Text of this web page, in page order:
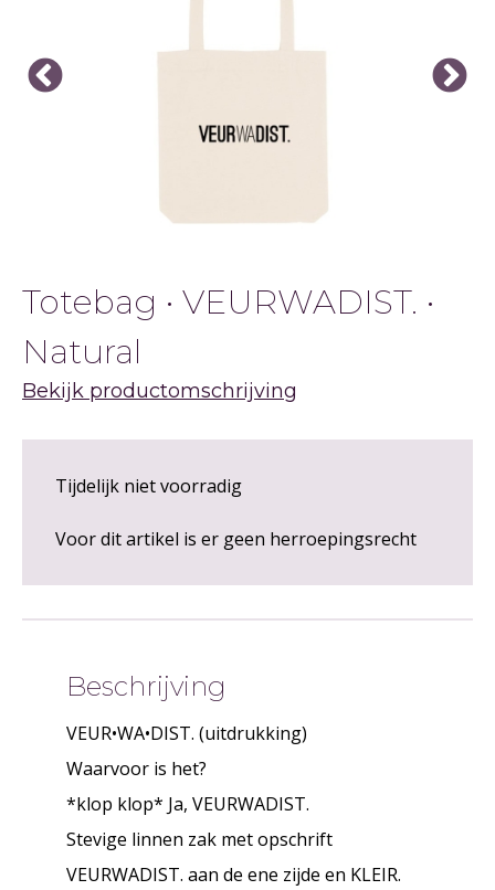
Totebag • VEURWADIST. •
Natural
Bekijk productomschrijving
Tijdelijk niet voorradig
Voor dit artikel is er geen herroepingsrecht
Beschrijving
VEUR•WA•DIST. (uitdrukking)
Waarvoor is het?
*klop klop* Ja, VEURWADIST.
Stevige linnen zak met opschrift
VEURWADIST. aan de ene zijde en KLEIR.